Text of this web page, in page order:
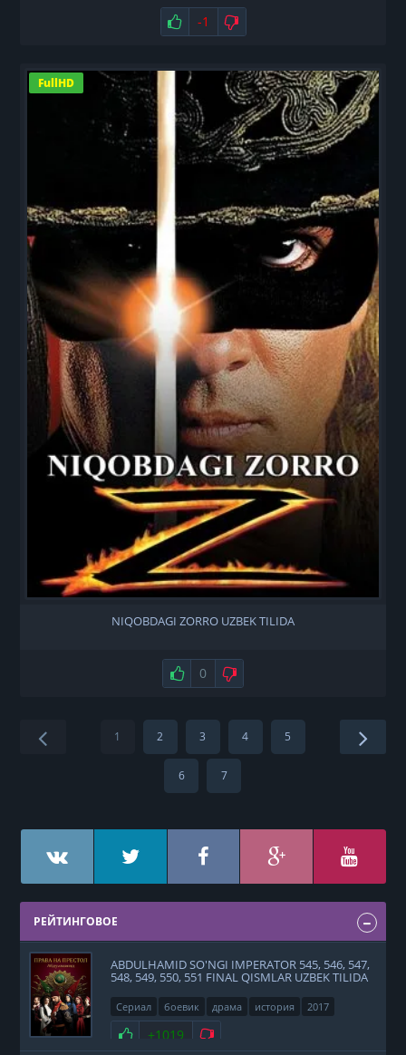
Нравится
-1 Не нравится
FullHD
NIQOBDAGI ZORRO UZBEK TILIDA
Нравится
0 Не нравится
1 2 3 4 5
6 7
РЕЙТИНГОВОЕ
ABDULHAMID SO'NGI IMPERATOR 545, 546, 547,
548, 549, 550, 551 FINAL QISMLAR UZBEK TILIDA
Сериал боевик драма история 2017
Нравится
+1019 Не нравится